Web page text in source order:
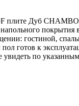
плите Дуб
гостиной,
готов к
по